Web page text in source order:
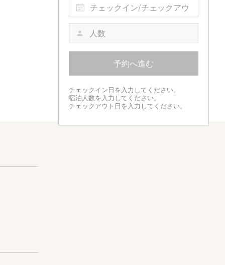
チェックイン/チェックアウ
ト
予約へ進む
チェックイン日を入力してください。
宿泊人数を入力してください。
チェックアウト日を入力してください。